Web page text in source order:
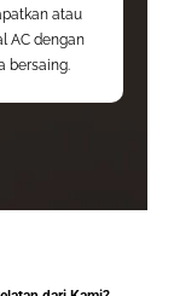
atau
AC dengan
bersaing.